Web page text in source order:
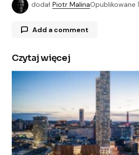
dodał Piotr MalinaOpublikowane
Add a comment
Twój adres e-mail nie zostanie
Wymagane pola są oznaczone*
Comment*
Czytaj więcej